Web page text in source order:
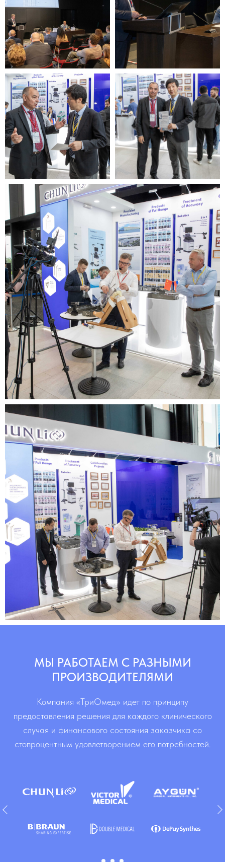
МЫ РАБОТАЕМ С РАЗНЫМИ
ПРОИЗВОДИТЕЛЯМИ
Компания «ТриОмед» идет по принципу
предоставления решения для каждого клинического
случая и финансового состояния заказчика со
стопроцентным удовлетворением его потребностей.